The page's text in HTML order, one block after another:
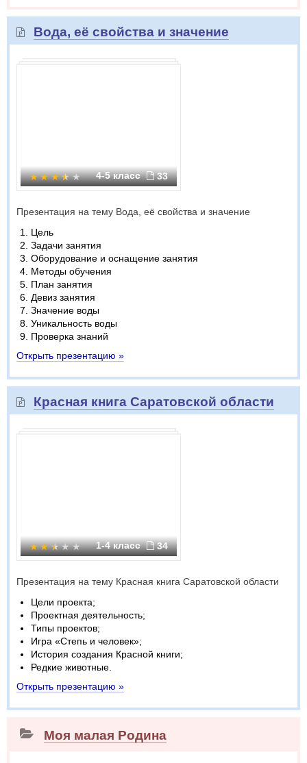
Вода, её свойства и значение
4-5 класс 33
Презентация на тему Вода, её свойства и значение
Цель
Задачи занятия
Оборудование и оснащение занятия
Методы обучения
План занятия
Девиз занятия
Значение воды
Уникальность воды
Проверка знаний
Открыть презентацию »
Красная книга Саратовской области
1-4 класс 34
Презентация на тему Красная книга Саратовской области
Цели проекта;
Проектная деятельность;
Типы проектов;
Игра «Степь и человек»;
История создания Красной книги;
Редкие животные.
Открыть презентацию »
Моя малая Родина